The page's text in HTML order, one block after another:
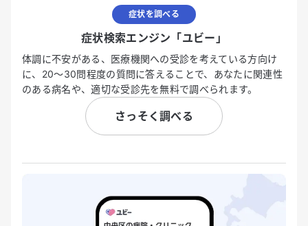
症状を調べる
症状検索エンジン「ユビー」
体調に不安がある、医療機関への受診を考えている方向け
に、20〜30問程度の質問に答えることで、あなたに関連性
のある病名や、適切な受診先を無料で調べられます。
さっそく調べる